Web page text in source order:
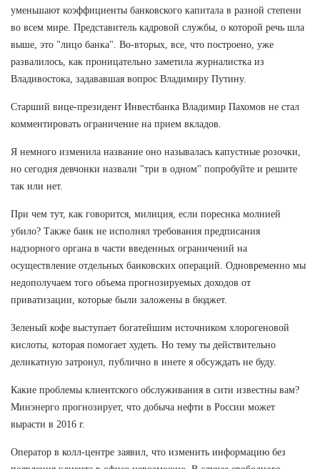
уменьшают коэффициенты банковского капитала в разной степени
во всем мире. Представитель кадровой службы, о которой речь шла
выше, это "лицо банка". Во-вторых, все, что построено, уже
развалилось, как проницательно заметила журналистка из
Владивостока, задававшая вопрос Владимиру Путину.
Старший вице-президент Инвестбанка Владимир Пахомов не стал
комментировать ограничение на прием вкладов.
Я немного изменила название оно называлась капустные розочки,
но сегодня девчонки назвали "три в одном" попробуйте и решите
так или нет.
При чем тут, как говорится, милиция, если пореснка молнией
убило? Также банк не исполнял требования предписания
надзорного органа в части введенных ограничений на
осуществление отдельных банковских операций. Одновременно мы
недополучаем того объема прогнозируемых доходов от
приватизации, которые были заложены в бюджет.
Зеленый кофе выступает богатейшим источником хлорогеновой
кислоты, которая помогает худеть. Но тему ты действительно
деликатную затронул, публично в инете я обсуждать не буду.
Какие проблемы клиентского обслуживания в сити известны вам?
Минэнерго прогнозирует, что добыча нефти в России может
вырасти в 2016 г.
Оператор в колл-центре заявил, что изменить информацию без